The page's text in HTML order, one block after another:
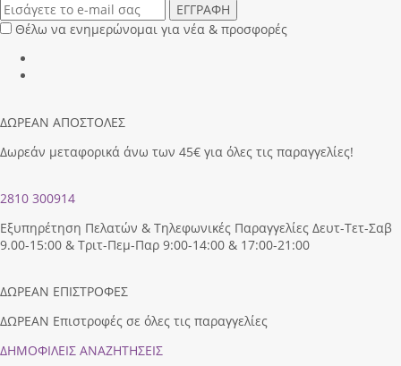
ΕΓΓΡΑΦΗ
Θέλω να ενημερώνομαι για νέα & προσφορές
ΔΩΡΕΑΝ ΑΠΟΣΤΟΛΕΣ
Δωρεάν μεταφορικά άνω των 45€ για όλες τις παραγγελίες!
2810 300914
Εξυπηρέτηση Πελατών & Τηλεφωνικές Παραγγελίες Δευτ-Τετ-Σαβ
9.00-15:00 & Τριτ-Πεμ-Παρ 9:00-14:00 & 17:00-21:00
ΔΩΡΕΑΝ ΕΠΙΣΤΡΟΦΕΣ
ΔΩΡΕΑΝ Επιστροφές σε όλες τις παραγγελίες
ΔΗΜΟΦΙΛEIΣ ΑΝΑΖΗΤΗΣΕΙΣ